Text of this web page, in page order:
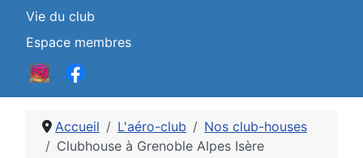
Vie du club
Espace membres
Accueil L'aéro-club
Nos club-houses
Clubhouse à Grenoble Alpes Isère